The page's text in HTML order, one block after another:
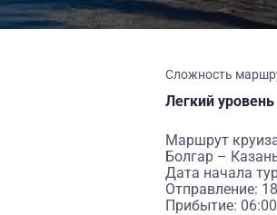
Сложность
Легкий уровень
Маршрут
Болгар –
Дата начала
Отправление:
Прибытие: